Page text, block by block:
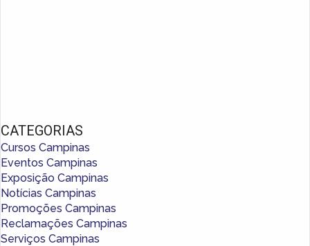
CATEGORIAS
Cursos Campinas
Eventos Campinas
Exposição Campinas
Notícias Campinas
Promoções Campinas
Reclamações Campinas
Serviços Campinas